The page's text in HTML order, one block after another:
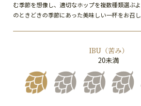
む季節を想像し、適切なホップを複数種類選ぶ
のときどきの季節にあった美味しい一杯をお召し
IBU（苦み）
20未満